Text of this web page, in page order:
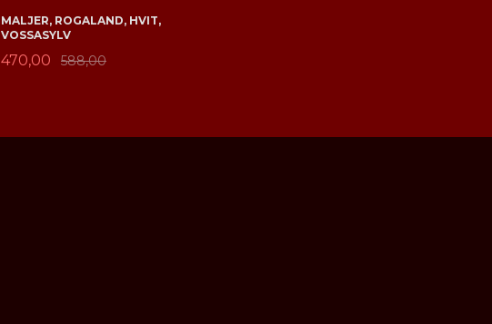
MALJER, ROGALAND, HVIT,
VOSSASYLV
470,00 588,00